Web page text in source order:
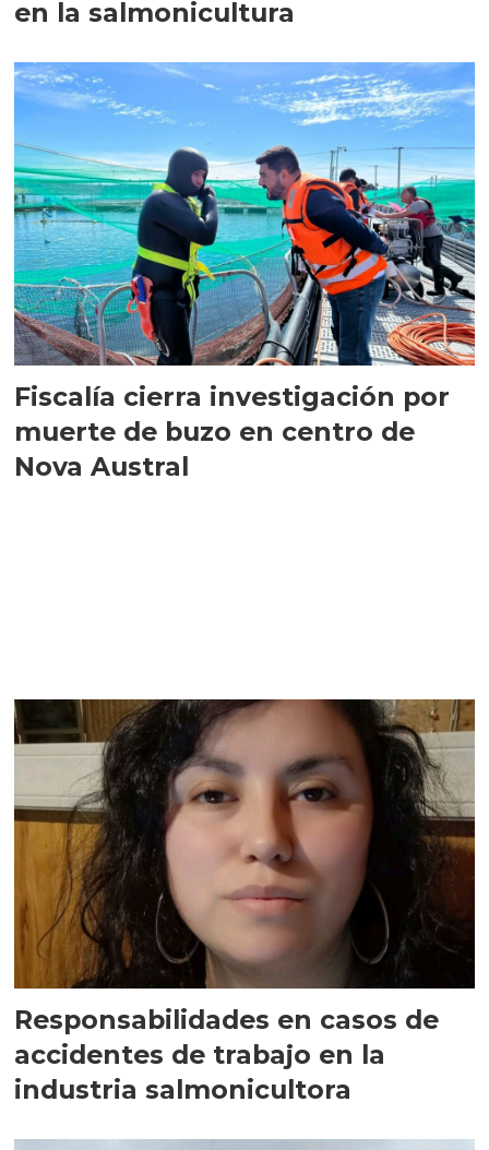
en la salmonicultura
Fiscalía cierra investigación por
muerte de buzo en centro de
Nova Austral
Responsabilidades en casos de
accidentes de trabajo en la
industria salmonicultora